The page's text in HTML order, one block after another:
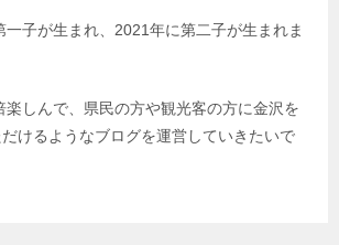
一子が生まれ、2021年に第二子が生まれま
楽しんで、県民の方や観光客の方に金沢を
けるようなブログを運営していきたいで